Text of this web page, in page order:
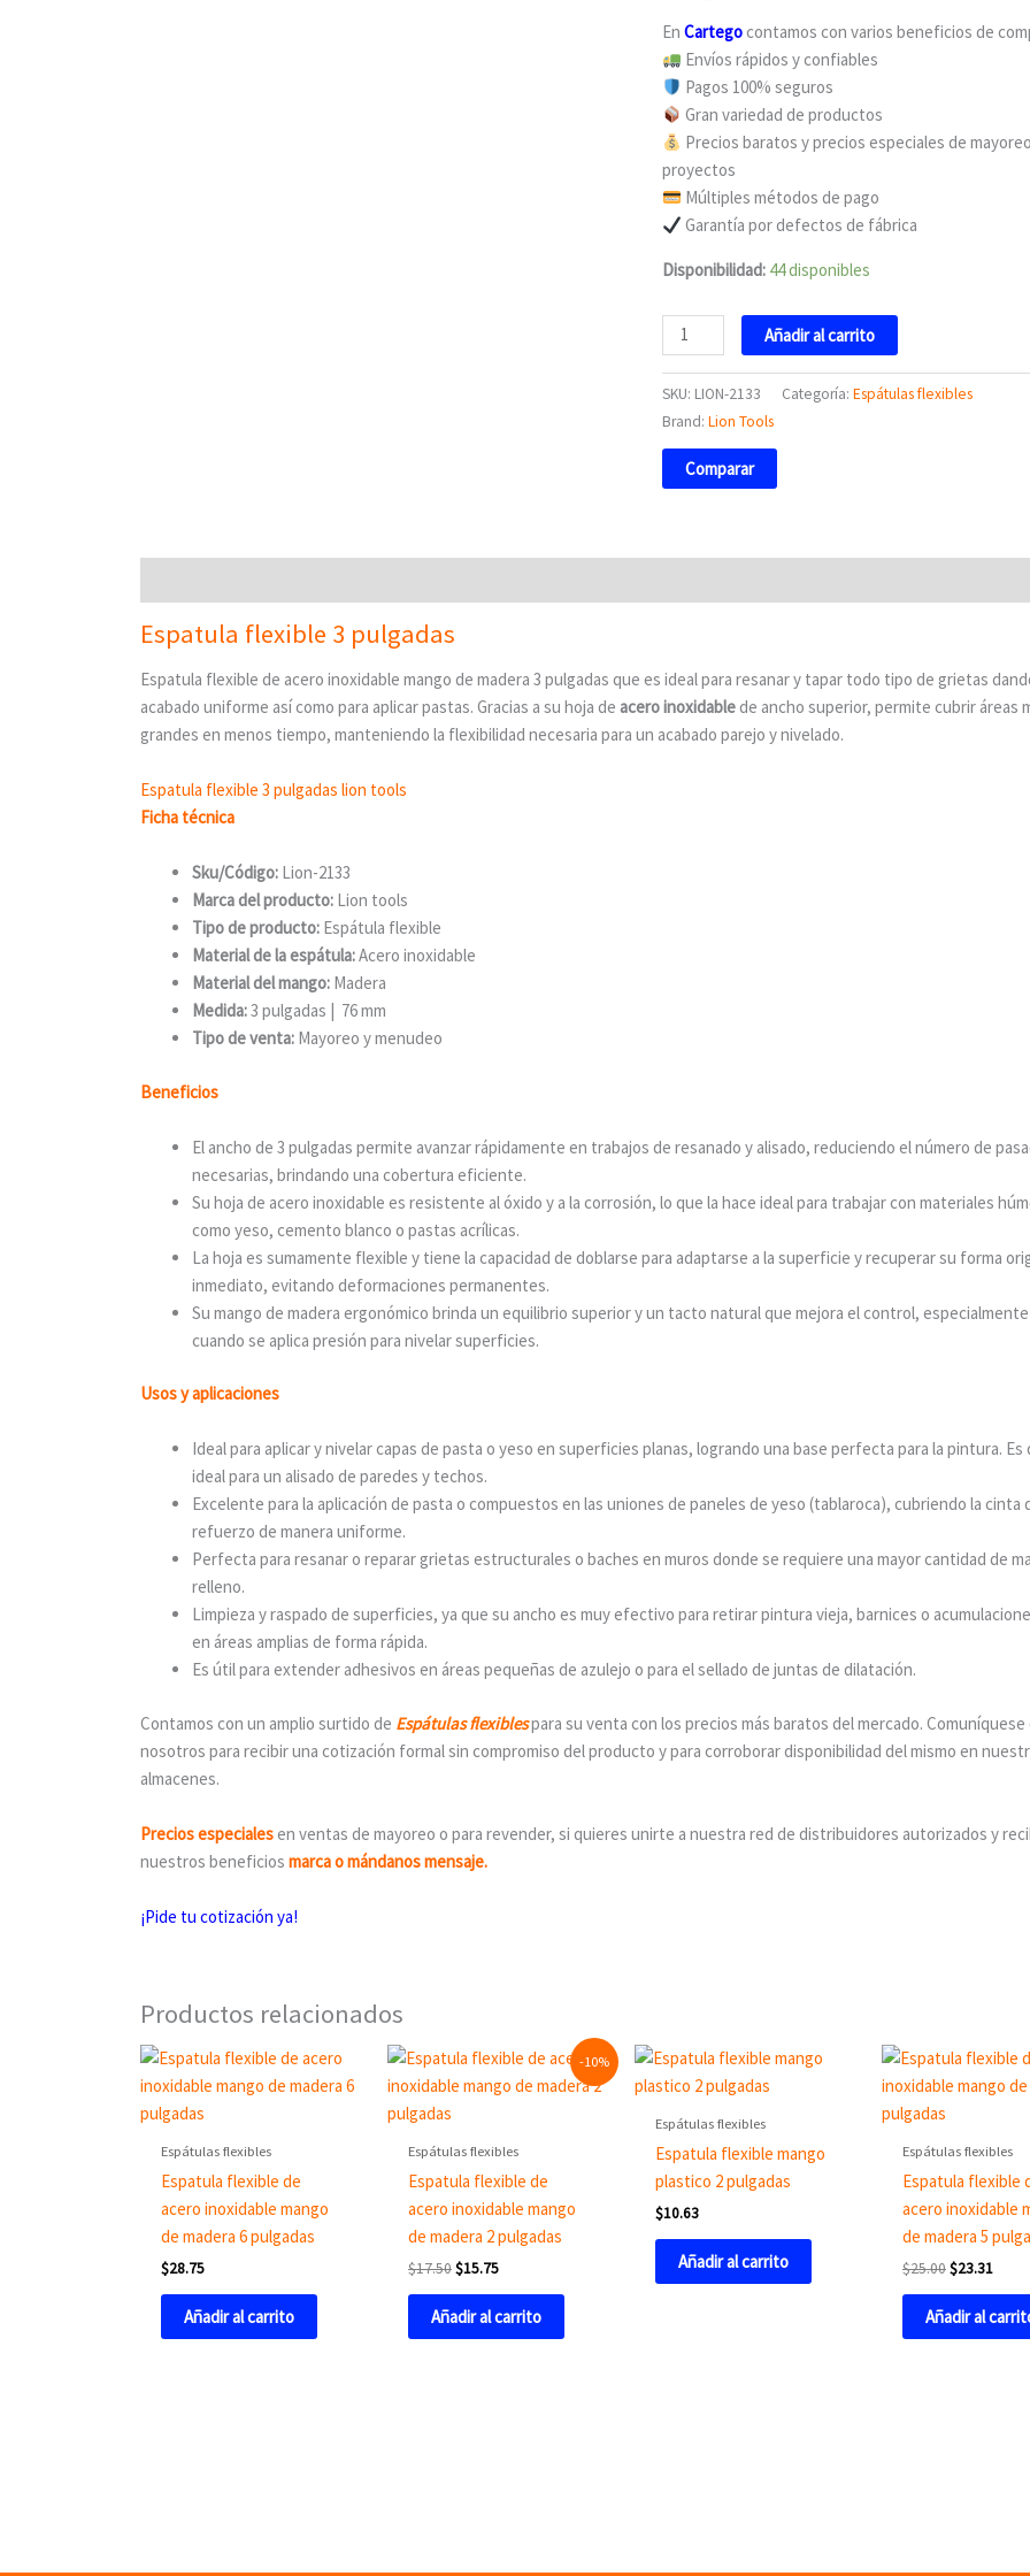
En Cartegocontamos con varios beneficios de
Envíos rápidos y confiables
Pagos 100% seguros
Gran variedad de productos
Precios baratos y precios especiales de
proyectos
Múltiples métodos de pago
Garantía por defectos de fábrica
Disponibilidad: 44 disponibles
cantidad
Añadir al carrito
SKU: LION-2133 Categoría: Espátulas flexibles
Brand: Lion Tools
Comparar
Espatula flexible 3 pulgadas
Espatula flexible de acero inoxidable mango de madera 3 pulgadas que es ideal para resanar y tapar todo tipo de grietas
acabado uniforme así como para aplicar pastas. Gracias a su hoja deacero inoxidablede ancho superior, permite cubrir áreas
grandes en menos tiempo, manteniendo la flexibilidad necesaria para un acabado parejo y nivelado.
Espatula flexible 3 pulgadas lion tools
Ficha técnica
Sku/Código: Lion-2133
Marca del producto: Lion tools
Tipo de producto: Espátula flexible
Material de la espátula:Acero inoxidable
Material del mango: Madera
Medida:3 pulgadas | 76 mm
Tipo de venta: Mayoreo y menudeo
Beneficios
El ancho de 3 pulgadas permite avanzar rápidamente en trabajos de resanado y alisado, reduciendo el número de
necesarias, brindando una cobertura eficiente.
Su hoja de acero inoxidable es resistente al óxido y a la corrosión, lo que la hace ideal para trabajar con materiales
como yeso, cemento blanco o pastas acrílicas.
La hoja es sumamente flexible y tiene la capacidad de doblarse para adaptarse a la superficie y recuperar su forma
inmediato, evitando deformaciones permanentes.
Su mango de madera ergonómico brinda un equilibrio superior y un tacto natural que mejora el control,
cuando se aplica presión para nivelar superficies.
Usos y aplicaciones
Ideal para aplicar y nivelar capas de pasta o yeso en superficies planas, logrando una base perfecta para la pintura. Es
ideal para un alisado de paredes y techos.
Excelente para la aplicación de pasta o compuestos en las uniones de paneles de yeso (tablaroca), cubriendo la cinta
refuerzo de manera uniforme.
Perfecta para resanar o reparar grietas estructurales o baches en muros donde se requiere una mayor cantidad de
relleno.
Limpieza y raspado de superficies, ya que su ancho es muy efectivo para retirar pintura vieja, barnices o
en áreas amplias de forma rápida.
Es útil para extender adhesivos en áreas pequeñas de azulejo o para el sellado de juntas de dilatación.
Contamos con un amplio surtido de Espátulas flexiblespara su venta con los precios más baratos del mercado. Comuníquese
nosotros para recibir una cotización formal sin compromiso del producto y para corroborar disponibilidad del mismo en
almacenes.
Precios especiales en ventas de mayoreo o para revender, si quieres unirte a nuestra red de distribuidores autorizados y
nuestros beneficiosmarca o mándanos mensaje.
¡Pide tu cotización ya!
Productos relacionados
Espátulas flexibles
Espatula flexible de
acero inoxidable mango
de madera 6 pulgadas
$28.75
Añadir al carrito
-10%
Espátulas flexibles
Espatula flexible de
acero inoxidable mango
de madera 2 pulgadas
$17.50
Original
was:
$15.75
Current
is:
Añadir al carrito
Espátulas flexibles
Espatula flexible mango
plastico 2 pulgadas
$10.63
Añadir al carrito
Espátulas flexibles
Espatula flexible
acero inoxidable
de madera 5
$25.00
Original
was:
$23.31
is:
Añadir al